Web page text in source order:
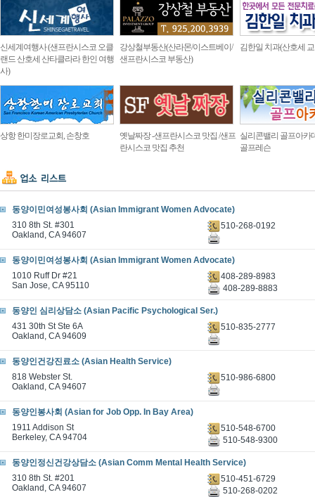
신세계여행사 (샌프란시스코 오클
랜드 산호세 산타클라라 한인 여행
사)
강상철부동산(산라몬/이스트베이/
샌프란시스코 부동산)
김한일 치과(산호세
상항 한미장로교회, 손창호
옛날짜장 -샌프란시스코 맛집 /샌프
란시스코 맛집 추천
실리콘밸리 골프아카
골프레슨
동양이민여성봉사회 (Asian Immigrant Women Advocate)
310 8th St. #301
Oakland, CA 94607
510-268-0192
동양이민여성봉사회 (Asian Immigrant Women Advocate)
1010 Ruff Dr #21
San Jose, CA 95110
408-289-8983
408-289-8883
동양인 심리상담소 (Asian Pacific Psychological Ser.)
431 30th St Ste 6A
Oakland, CA 94609
510-835-2777
동양인건강진료소 (Asian Health Service)
818 Webster St.
Oakland, CA 94607
510-986-6800
동양인봉사회 (Asian for Job Opp. In Bay Area)
1911 Addison St
Berkeley, CA 94704
510-548-6700
510-548-9300
동양인정신건강상담소 (Asian Comm Mental Health Service)
310 8th St. #201
Oakland, CA 94607
510-451-6729
510-268-0202